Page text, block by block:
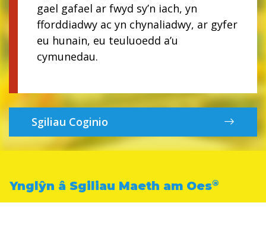
gael gafael ar fwyd sy’n iach, yn
fforddiadwy ac yn chynaliadwy, ar gyfer
eu hunain, eu teuluoedd a’u
cymunedau.
Gwybodaeth am Fwyta’n Iach
gael gafael ar fwyd sy’n iach, yn
fforddiadwy ac yn chynaliadwy, ar gyfer
eu hunain, eu teuluoedd a’u
cymunedau.
Sgiliau Coginio
gael gafael ar fwyd sy’n iach, yn
fforddiadwy ac yn chynaliadwy, ar gyfer
eu hunain, eu teuluoedd a’u
cymunedau.
Ryseitiau Iachus
Ynglŷn â Sgiliau Maeth am Oes®